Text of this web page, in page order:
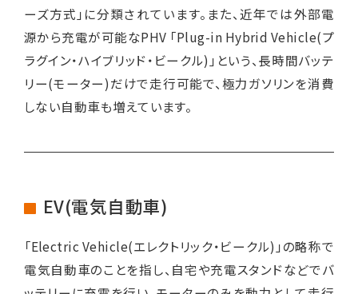
ーズ方式」に分類されています。また、近年では外部電
源から充電が可能なPHV 「Plug-in Hybrid Vehicle(プ
ラグイン・ハイブリッド・ビークル)」という、長時間バッテ
リー(モーター)だけで走行可能で、極力ガソリンを消費
しない自動車も増えています。
EV(電気自動車)
「Electric Vehicle(エレクトリック・ビークル)」の略称で
電気自動車のことを指し、自宅や充電スタンドなどでバ